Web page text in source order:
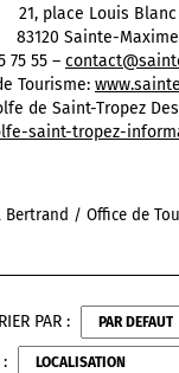
21, place Louis Blanc
83120 Sainte-Maxime
75 55 –
Tourisme:
de Saint-Tropez
saint-tropez-
Bertrand / Office de
PAR :
: